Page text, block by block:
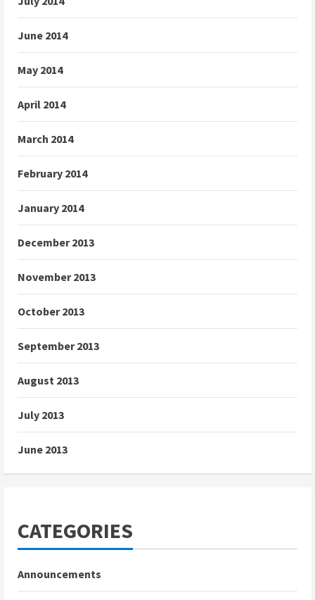
June 2014
May 2014
April 2014
March 2014
February 2014
January 2014
December 2013
November 2013
October 2013
September 2013
August 2013
July 2013
June 2013
CATEGORIES
Announcements